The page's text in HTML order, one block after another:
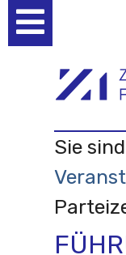
Werkzeuge
Sie